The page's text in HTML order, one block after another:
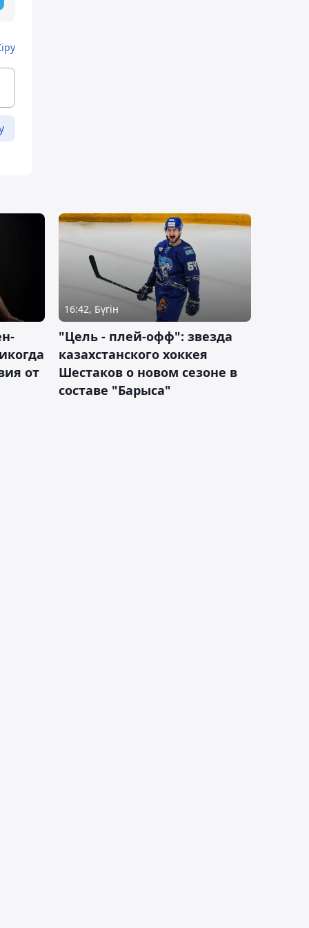
от
16:42, Бүгін
"Цель - плей-офф": звезда
казахстанского хоккея
Шестаков о новом сезоне в
составе "Барыса"